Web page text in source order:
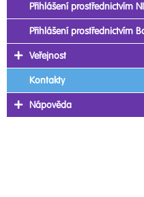
Přihlášení prostřednictvím
Přihlášení prostřednictvím
Veřejnost
Kontakty
Nápověda